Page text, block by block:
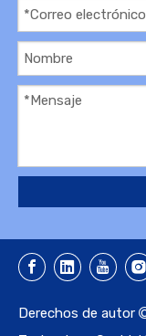
Derechos de autor